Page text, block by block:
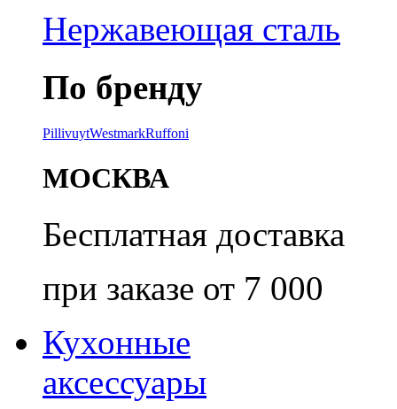
Нержавеющая сталь
По бренду
PillivuytWestmarkRuffoni
МОСКВА
Бесплатная доставка
при заказе от 7 000
Кухонные
аксессуары